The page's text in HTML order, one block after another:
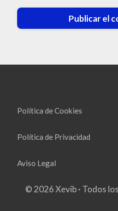
Política de Cookies
Política de Privacidad
Aviso Legal
© 2026 Xevib · Todos